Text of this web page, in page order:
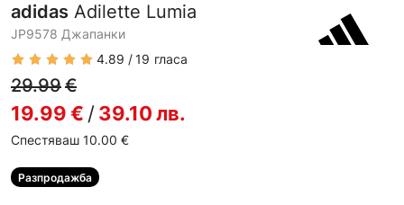
adidas Adilette Lumia
JP9578 Джапанки
4.89
19 гласа
29.99€
19.99€ /39.10лв.
Спестяваш 10.00 €
Разпродажба